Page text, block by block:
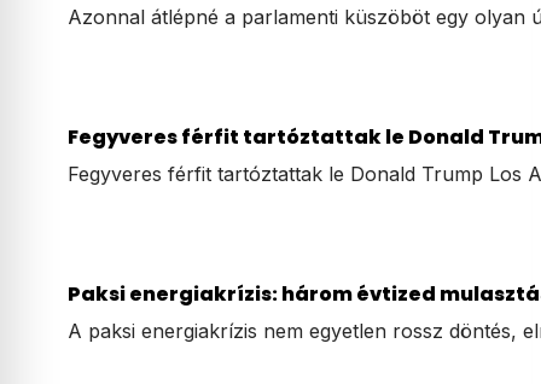
Azonnal átlépné a parlamenti küszöböt egy olyan
Fegyveres férfit tartóztattak le Donald
Fegyveres férfit tartóztattak le Donald Trump Los
Paksi energiakrízis: három évtized
A paksi energiakrízis nem egyetlen rossz döntés,